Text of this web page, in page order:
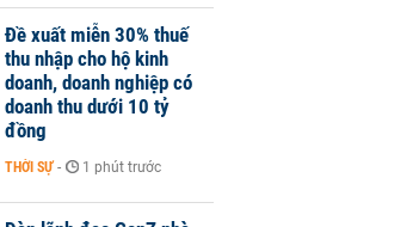
Đề xuất miễn 30% thuế
thu nhập cho hộ kinh
doanh, doanh nghiệp có
doanh thu dưới 10 tỷ
đồng
THỜI SỰ - 1 phút trước